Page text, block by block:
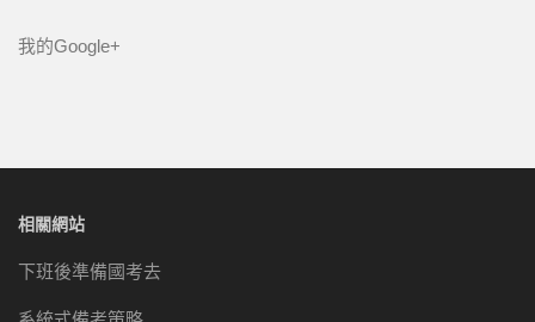
我的Google+
相關網站
下班後準備國考去